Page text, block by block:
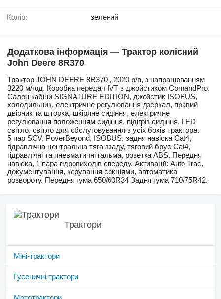
Колір: зелений
Додаткова інформація — Трактор колісний
John Deere 8R370
Трактор JOHN DEERE 8R370 , 2020 р/в, з напрацюванням
3220 м/год. Коробка передач IVT з джойстиком ComandPro.
Салон кабіни SIGNATURE EDITION, джойстик ISOBUS,
холодильник, електричне регулювання дзеркал, правий
двірник та шторка, шкіряне сидіння, електричне
регулювання положенням сидіння, підігрів сидіння, LED
світло, світло для обслуговування з усіх боків трактора.
5 пар SCV, PoverBeyond, ISOBUS, задня навіска Cat4,
гідравлічна центральна тяга ззаду, тяговий брус Cat4,
гідравлічні та пневматичні гальма, розетка ABS. Передня
навіска, 1 пара гідровиходів спереду. Активації: Auto Trac,
документування, керування секціями, автоматика
розвороту. Передня гума 650/60R34 Задня гума 710/75R42.
Трактори
Міні-трактори
Гусеничні трактори